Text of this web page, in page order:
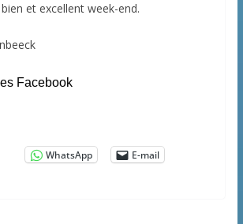
et excellent week-end.
Facebook
WhatsApp
E-mail